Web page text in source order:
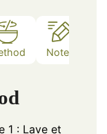
Notes
1 : Lave et